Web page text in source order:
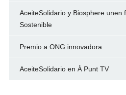
AceiteSolidario y Biosphere unen
Sostenible
Premio a ONG innovadora
AceiteSolidario en À Punt TV